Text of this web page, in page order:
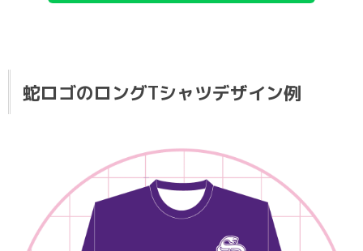
蛇ロゴのロングTシャツデザイン例